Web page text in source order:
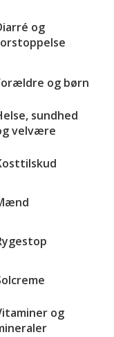
og
og børn
sundhed
velvære
og